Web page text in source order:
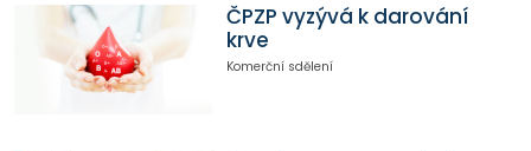
ČPZP vyzývá k darování
krve
Komerční sdělení